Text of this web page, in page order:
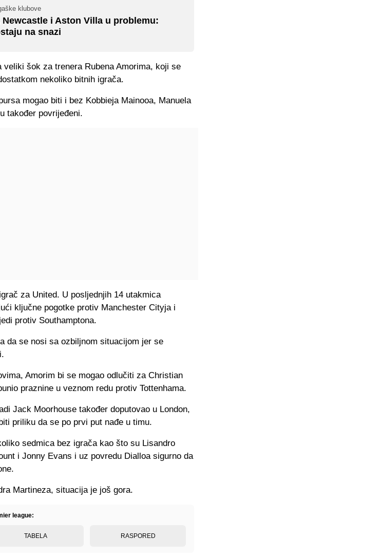
klubove
i Aston Villa u problemu:
na snazi
šok za trenera Rubena Amorima, koji se
nekoliko bitnih igrača.
mogao biti i bez Kobbieja Mainooa, Manuela
također povrijeđeni.
za United. U posljednjih 14 utakmica
ključne pogotke protiv Manchester Cityja i
protiv Southamptona.
da se nosi sa ozbiljnom situacijom jer se
Amorim bi se mogao odlučiti za Christian
praznine u veznom redu protiv Tottenhama.
Jack Moorhouse također doputovao u London,
priliku da se po prvi put nađe u timu.
sedmica bez igrača kao što su Lisandro
i Jonny Evans i uz povredu Dialloa sigurno da
Martineza, situacija je još gora.
league:
TABELA RASPORED